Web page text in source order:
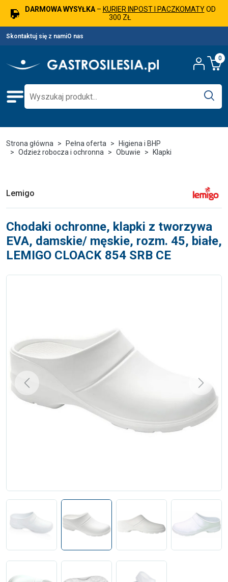
DARMOWA WYSYŁKA– KURIER INPOST I PACZKOMATYOD
300 ZŁ
Skontaktuj się z namiO nas
0
Strona główna Pełna oferta
Higiena i BHP
Odzież robocza i ochronna
Obuwie Klapki
Lemigo
Chodaki ochronne, klapki z tworzywa
EVA, damskie/ męskie, rozm. 45, białe,
LEMIGO CLOACK 854 SRB CE
Previous Next